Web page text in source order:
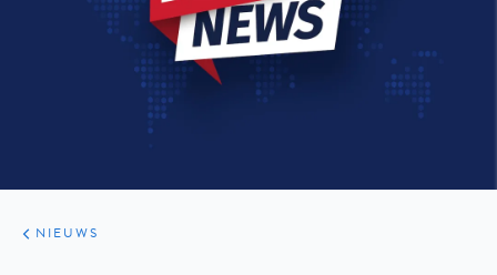
ARTIKELEN
HET
KORT
NIEUWS